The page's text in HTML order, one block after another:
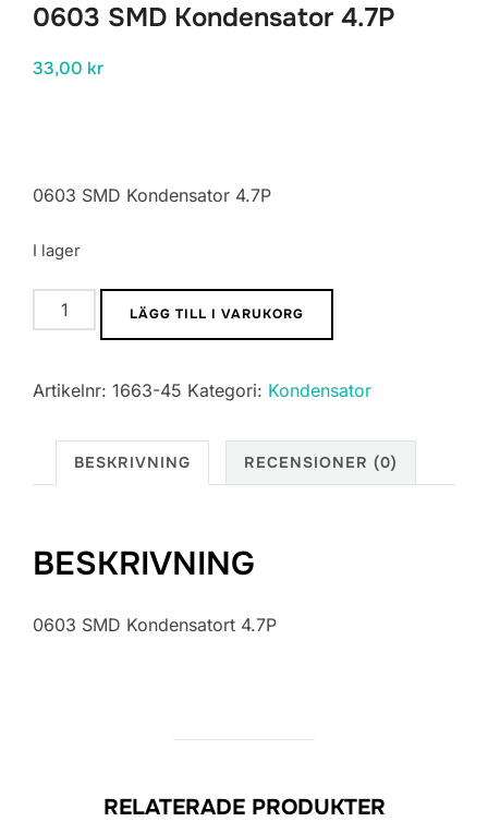
0603 SMD Kondensator 4.7P
33,00 kr
0603 SMD Kondensator 4.7P
I lager
0603
SMD
4.7P
LÄGG TILL I VARUKORG
Artikelnr: 1663-45 Kategori: Kondensator
BESKRIVNING RECENSIONER (0)
BESKRIVNING
0603 SMD Kondensatort 4.7P
RELATERADE PRODUKTER